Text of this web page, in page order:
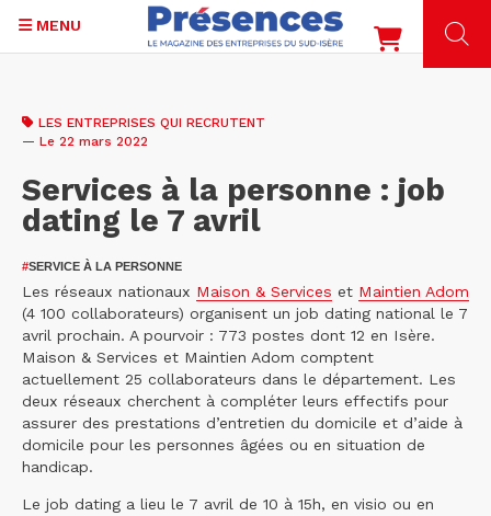
contenu
MENU
LES ENTREPRISES QUI RECRUTENT
— Le 22 mars 2022
Services à la personne : job
dating le 7 avril
#SERVICE À LA PERSONNE
Les réseaux nationaux Maison & Services et Maintien Adom
(4 100 collaborateurs) organisent un job dating national le 7
avril prochain. A pourvoir : 773 postes dont 12 en Isère.
Maison & Services et Maintien Adom comptent
actuellement 25 collaborateurs dans le département. Les
deux réseaux cherchent à compléter leurs effectifs pour
assurer des prestations d’entretien du domicile et d’aide à
domicile pour les personnes âgées ou en situation de
handicap.
Le job dating a lieu le 7 avril de 10 à 15h, en visio ou en